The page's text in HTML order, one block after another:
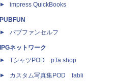
impress QuickBooks
PUBFUN
パブファンセルフ
IPGネットワーク
TシャツPOD pTa.shop
カスタム写真集POD fabli